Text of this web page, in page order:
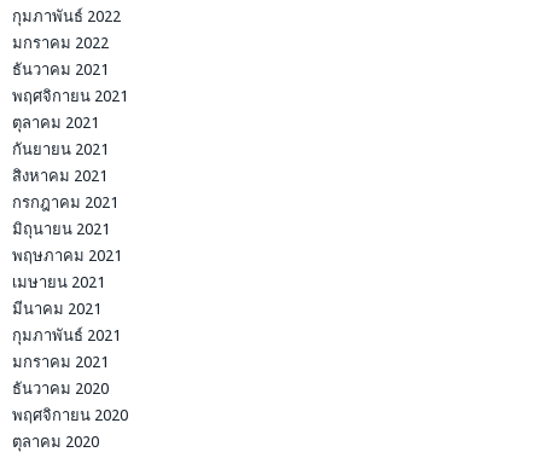
กุมภาพันธ์ 2022
มกราคม 2022
ธันวาคม 2021
พฤศจิกายน 2021
ตุลาคม 2021
กันยายน 2021
สิงหาคม 2021
กรกฎาคม 2021
มิถุนายน 2021
พฤษภาคม 2021
เมษายน 2021
มีนาคม 2021
กุมภาพันธ์ 2021
มกราคม 2021
ธันวาคม 2020
พฤศจิกายน 2020
ตุลาคม 2020